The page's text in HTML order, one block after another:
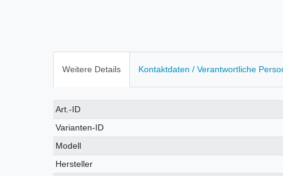
Weitere Details Kontaktdaten / Verantwortliche
Technisches
Merkmal
Wert
Art.-ID
Varianten-ID
Modell
Hersteller